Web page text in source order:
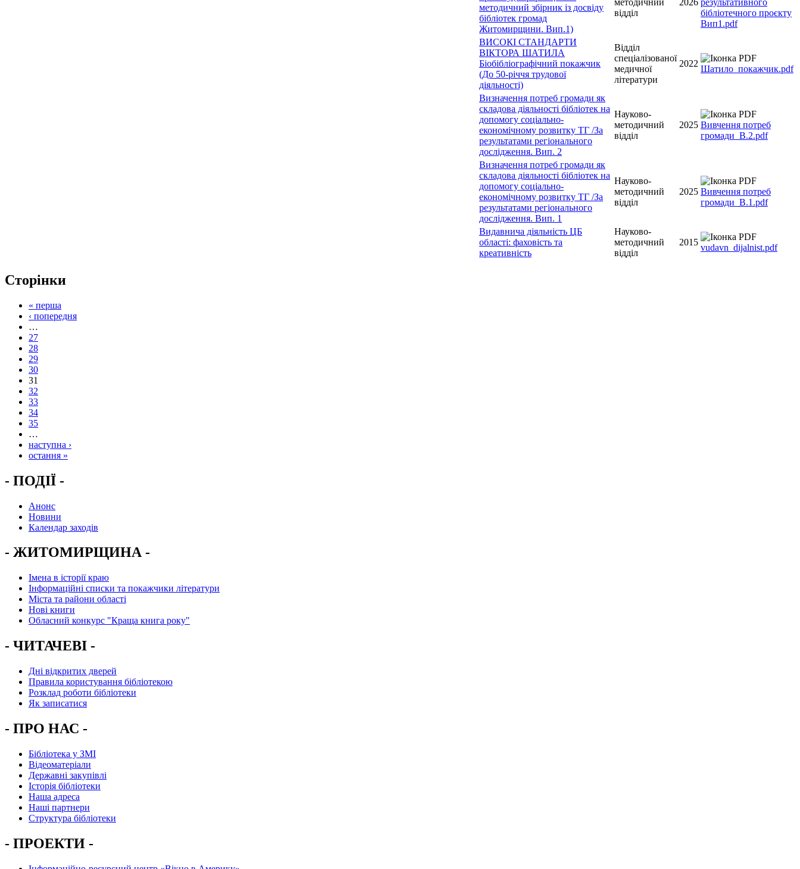
методичний збірник із досвіду
бібліотек громад
Житомирщини. Вип.1)
методичний
відділ
2026 результативного
бібліотечного проєкту
Вип1.pdf
ВИСОКІ СТАНДАРТИ
ВІКТОРА ШАТИЛА
Біобібліографічний покажчик
(До 50-річчя трудової
діяльності)
Відділ
спеціалізованої
медичної
літератури
2022
Шатило_покажчик.pdf
Визначення потреб громади як
складова діяльності бібліотек на
допомогу соціально-
економічному розвитку ТГ /За
результатами регіонального
дослідження. Вип. 2
Науково-
методичний
відділ
2025 Вивчення потреб
громади_В.2.pdf
Визначення потреб громади як
складова діяльності бібліотек на
допомогу соціально-
економічному розвитку ТГ /За
результатами регіонального
дослідження. Вип. 1
Науково-
методичний
відділ
2025 Вивчення потреб
громади_В.1.pdf
Видавнича діяльність ЦБ
області: фаховість та
креативність
Науково-
методичний
відділ
2015
vudavn_dijalnist.pdf
Сторінки
« перша
‹ попередня
…
27
28
29
30
31
32
33
34
35
…
наступна ›
остання »
- ПОДІЇ -
Анонс
Новини
Календар заходів
- ЖИТОМИРЩИНА -
Імена в історії краю
Інформаційні списки та покажчики літератури
Міста та райони області
Нові книги
Обласний конкурс "Краща книга року"
- ЧИТАЧЕВІ -
Дні відкритих дверей
Правила користування бібліотекою
Розклад роботи бібліотеки
Як записатися
- ПРО НАС -
Бібліотека у ЗМІ
Відеоматеріали
Державні закупівлі
Історія бібліотеки
Наша адреса
Наші партнери
Структура бібліотеки
- ПРОЕКТИ -